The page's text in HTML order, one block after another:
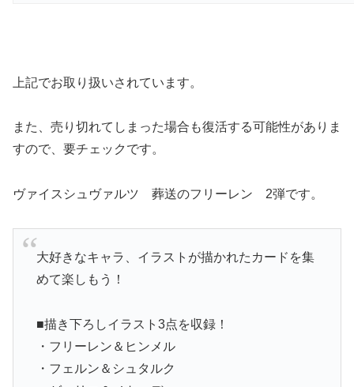
上記でお取り扱いされています。
また、売り切れてしまった場合も復活する可能性がありま
すので、要チェックです。
ヴァイスシュヴァルツ 葬送のフリーレン 2弾です。
大好きなキャラ、イラストが描かれたカードを集
めて楽しもう！
■描き下ろしイラスト3点を収録！
・フリーレン＆ヒンメル
・フェルン＆シュタルク